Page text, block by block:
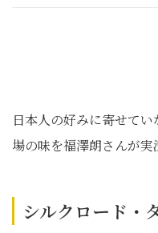
日本人の好みに寄せて
場の味を福澤朗さんが実
シルクロード・